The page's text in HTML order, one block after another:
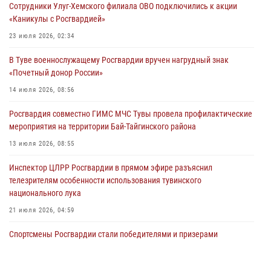
29 июля 2026, 09:41
26 сигналов «Тревога» с автотранспортов отработали экипажи
29 июля 2026, 08:37 1
В Туве офицер Росгвардии подвела итоги юбилейного личного
28 июля 2026, 07:48
Сотрудники Улуг-Хемского филиала ОВО подключились к акции
«Каникулы с Росгвардией»
23 июля 2026, 02:34
В Туве военнослужащему Росгвардии вручен нагрудный знак
«Почетный донор России»
14 июля 2026, 08:56
Росгвардия совместно ГИМС МЧС Тувы провела профилактические
мероприятия на территории Бай-Тайгинского района
13 июля 2026, 08:55
Инспектор ЦЛРР Росгвардии в прямом эфире разъяснил
телезрителям особенности использования тувинского
национального лука
21 июля 2026, 04:59
Спортсмены Росгвардии стали победителями и призерами